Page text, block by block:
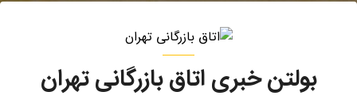
بولتن خبری اتاق بازرگانی تهران